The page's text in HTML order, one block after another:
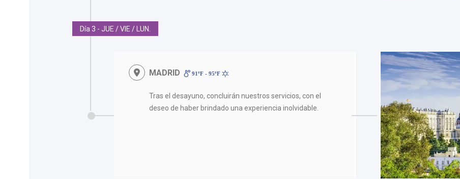
Día 3 - JUE / VIE / LUN.
MADRID 91ºF - 95ºF
Tras el desayuno, concluirán nuestros servicios, con el
deseo de haber brindado una experiencia inolvidable.